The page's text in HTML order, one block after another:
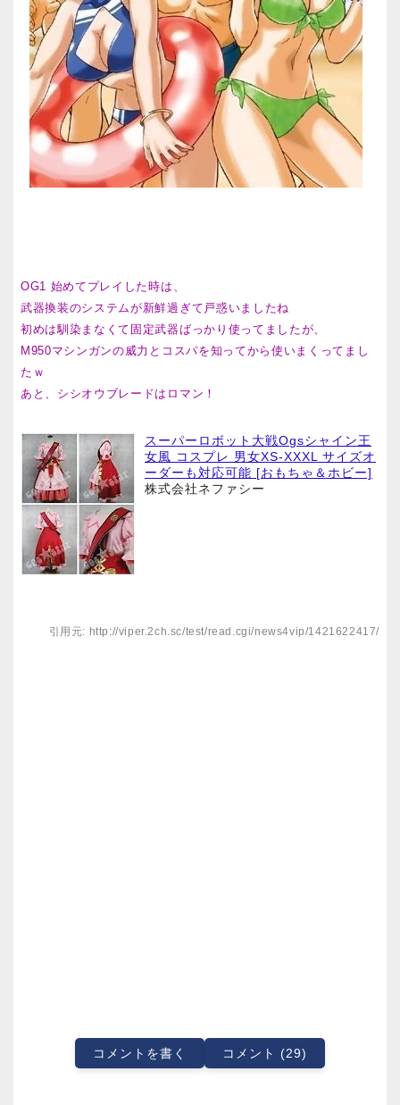
OG1 始めてプレイした時は、
武器換装のシステムが新鮮過ぎて戸惑いましたね
初めは馴染まなくて固定武器ばっかり使ってましたが、
M950マシンガンの威力とコスパを知ってから使いまくってまし
たｗ
あと、シシオウブレードはロマン！
スーパーロボット大戦Ogsシャイン王
女風 コスプレ 男女XS-XXXL サイズオ
ーダーも対応可能 [おもちゃ＆ホビー]
株式会社ネファシー
引用元: http://viper.2ch.sc/test/read.cgi/news4vip/1421622417/
コメントを書く コメント (29)